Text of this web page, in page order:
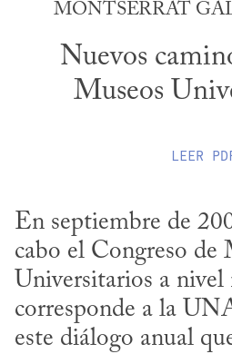
MONTSERRAT
Nuevos
Museos
LEER
En septiembre de
cabo el Congreso de
Universitarios a
corresponde a la
este diálogo anual